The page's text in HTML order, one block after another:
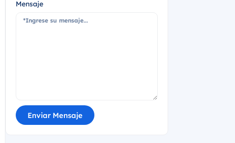
Mensaje
Enviar Mensaje